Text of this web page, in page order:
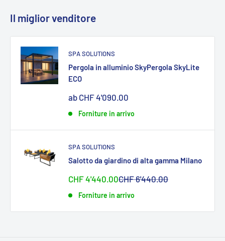
Il miglior venditore
SPA SOLUTIONS
Pergola in alluminio SkyPergola SkyLite
ECO
Sonderpreis
ab CHF 4'090.00
Forniture in arrivo
SPA SOLUTIONS
Salotto da giardino di alta gamma Milano
Sonderpreis
CHF 4'440.00Normalpreis
CHF 6'440.00
Forniture in arrivo